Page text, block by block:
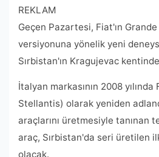
REKLAM
Geçen Pazartesi, Fiat'ın
versiyonuna yönelik yeni
Sırbistan'ın Kragujevac kentinde
İtalyan markasının 2008
Stellantis) olarak yeniden
araçlarını üretmesiyle tanınan
araç, Sırbistan'da seri üretilen
olacak.